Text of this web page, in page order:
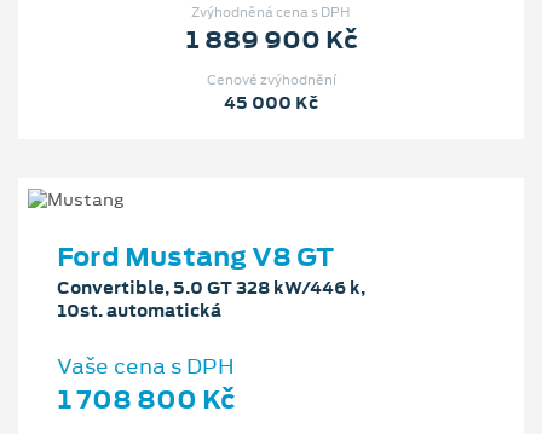
Zvýhodněná cena s DPH
1 889 900 Kč
Cenové zvýhodnění
45 000 Kč
Ford Mustang V8 GT
Convertible, 5.0 GT 328 kW/446 k,
10st. automatická
Vaše cena s DPH
1 708 800 Kč